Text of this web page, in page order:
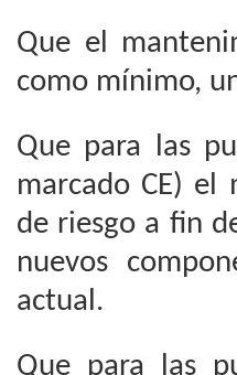
Que el
como mínimo,
Que para las
marcado CE) el
de riesgo a fin
nuevos
actual.
Que para las